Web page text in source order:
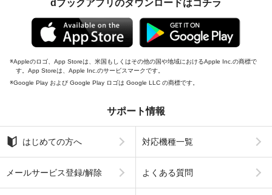
dブックアプリのダウンロードはコチラ
Appleのロゴ、App Storeは、米国もしくはその他の国や地域におけるApple Inc.の商標で
す。App Storeは、Apple Inc.のサービスマークです。
Google Play および Google Play ロゴは Google LLC の商標です。
サポート情報
はじめての方へ 対応機種一覧
メールサービス登録/解除 よくある質問